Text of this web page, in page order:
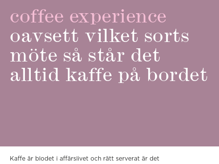
coffee experience
oavsett vilket sorts
möte så står det
alltid kaffe på bordet
Kaffe är blodet i affärslivet och rätt serverat är det